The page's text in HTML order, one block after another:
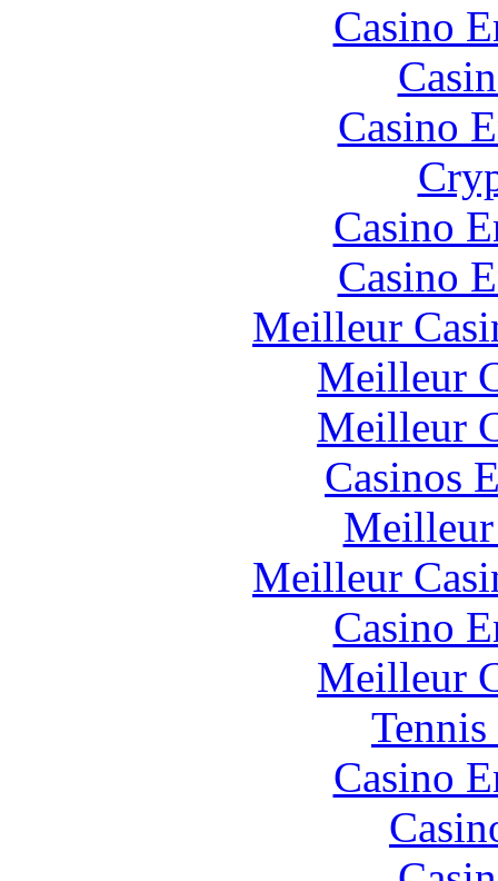
Casino
Casino
Casino
Casino
Meilleur
Meilleur
Meilleur
Casinos
Meilleur
Meilleur
Casino
Meilleur
Casino